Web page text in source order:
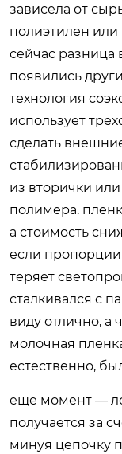
зависела от
полиэтилен или
сейчас разница
появились
технология
использует
сделать
из вторички
полимера.
а стоимость
если
теряет
сталкивался с
виду отлично, а
молочная
естественно,
еще момент —
получается за
минуя цепочку